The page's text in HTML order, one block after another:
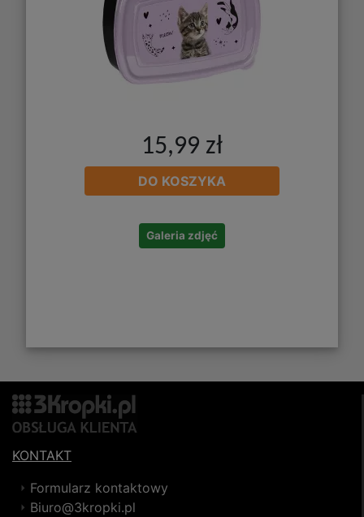
15,99 zł
DO KOSZYKA
Galeria zdjęć
KONTAKT
Formularz kontaktowy
Biuro@3kropki.pl